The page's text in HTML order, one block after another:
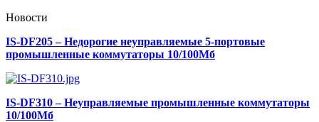
Новости
IS-DF205 – Недорогие неуправляемые 5-портовые
промышленные коммутаторы 10/100Мб
IS-DF310 – Неуправляемые промышленные коммутаторы
10/100Мб